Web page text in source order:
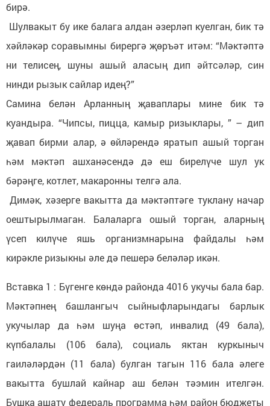
бирә.
Шулвакыт бу ике балага алдан әзерләп куелган, бик тә
хәйләкәр соравымны бирергә җөръәт итәм: “Мәктәптә
ни телисең, шуны ашый аласың дип әйтсәләр, син
нинди рызык сайлар идең?”
Самина белән Арланның җаваплары мине бик тә
куандыра. “Чипсы, пицца, камыр ризыклары, ” – дип
җавап бирми алар, ә өйләрендә яратып ашый торган
һәм мәктәп ашханәсендә дә еш бирелүче шул ук
бәрәңге, котлет, макаронны телгә ала.
Димәк, хәзерге вакытта да мәктәптәге туклану начар
оештырылмаган. Балаларга ошый торган, аларның
үсеп килүче яшь организмнарына файдалы һәм
кирәкле ризыкны әле дә пешерә беләләр икән.
Вставка 1 : Бүгенге көндә районда 4016 укучы бала бар.
Мәктәпнең башлангыч сыйныфларындагы барлык
укучылар да һәм шуңа өстәп, инвалид (49 бала),
күпбалалы (106 бала), социаль яктан куркыныч
гаиләләрдән (11 бала) булган тагын 116 бала әлеге
вакытта бушлай кайнар аш белән тәэмин ителгән.
Бушка ашату федераль программа һәм район бюджеты